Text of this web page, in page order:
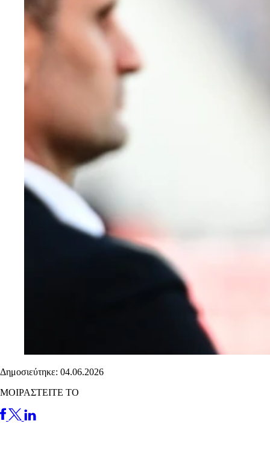
Δημοσιεύτηκε: 04.06.2026
ΜΟΙΡΑΣΤΕΙΤΕ ΤΟ